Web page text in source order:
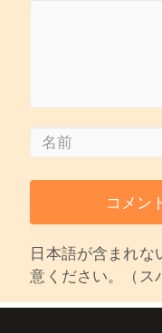
日本語が含まれな
意ください。（ス